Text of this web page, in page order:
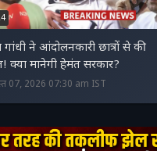
गांधी ने आंदोलनकारी छात्रों से की
क्या मानेगी हेमंत सरकार?
07, 2026 07:30 am IST